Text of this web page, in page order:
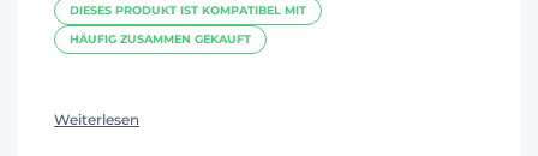
DIESES PRODUKT IST KOMPATIBEL MIT
HÄUFIG ZUSAMMEN GEKAUFT
Weiterlesen